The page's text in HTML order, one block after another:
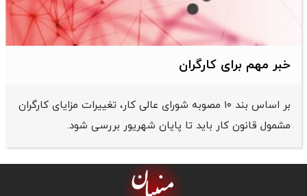
خبر مهم برای کارگران
بر اساس بند ۱۰ مصوبه شورای عالی کار، تغییرات مزایای کارگران
مشمول قانون کار باید تا پایان شهریور بررسی شود.